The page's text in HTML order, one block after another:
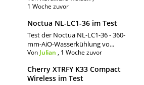
1 Woche zuvor
Noctua NL-LC1-36 im Test
Test der Noctua NL-LC1-36 - 360-
mm-AiO-Wasserkühlung vo...
Von Julian , 1 Woche zuvor
Cherry XTRFY K33 Compact
Wireless im Test